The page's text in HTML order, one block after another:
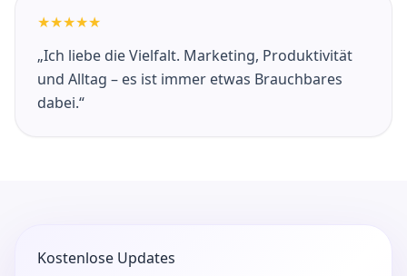
★★★★★
„Ich liebe die Vielfalt. Marketing, Produktivität
und Alltag – es ist immer etwas Brauchbares
dabei.“
Kostenlose Updates